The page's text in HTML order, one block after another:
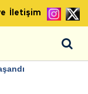
İletişim